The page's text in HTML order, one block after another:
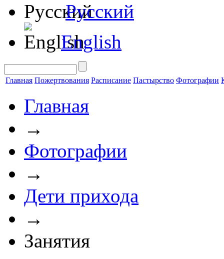
Русский
English
Главная Пожертвования Расписание Пастырство Фотографии
Главная
→
Фотографии
→
Дети прихода
→
Занятия